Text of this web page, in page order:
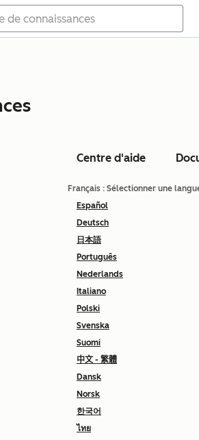
Centre d'aide
Français : Sélectionner une
Español
Deutsch
日本語
Português
Nederlands
Italiano
Polski
Svenska
Suomi
中文 - 繁體
Dansk
Norsk
한국어
ไทย